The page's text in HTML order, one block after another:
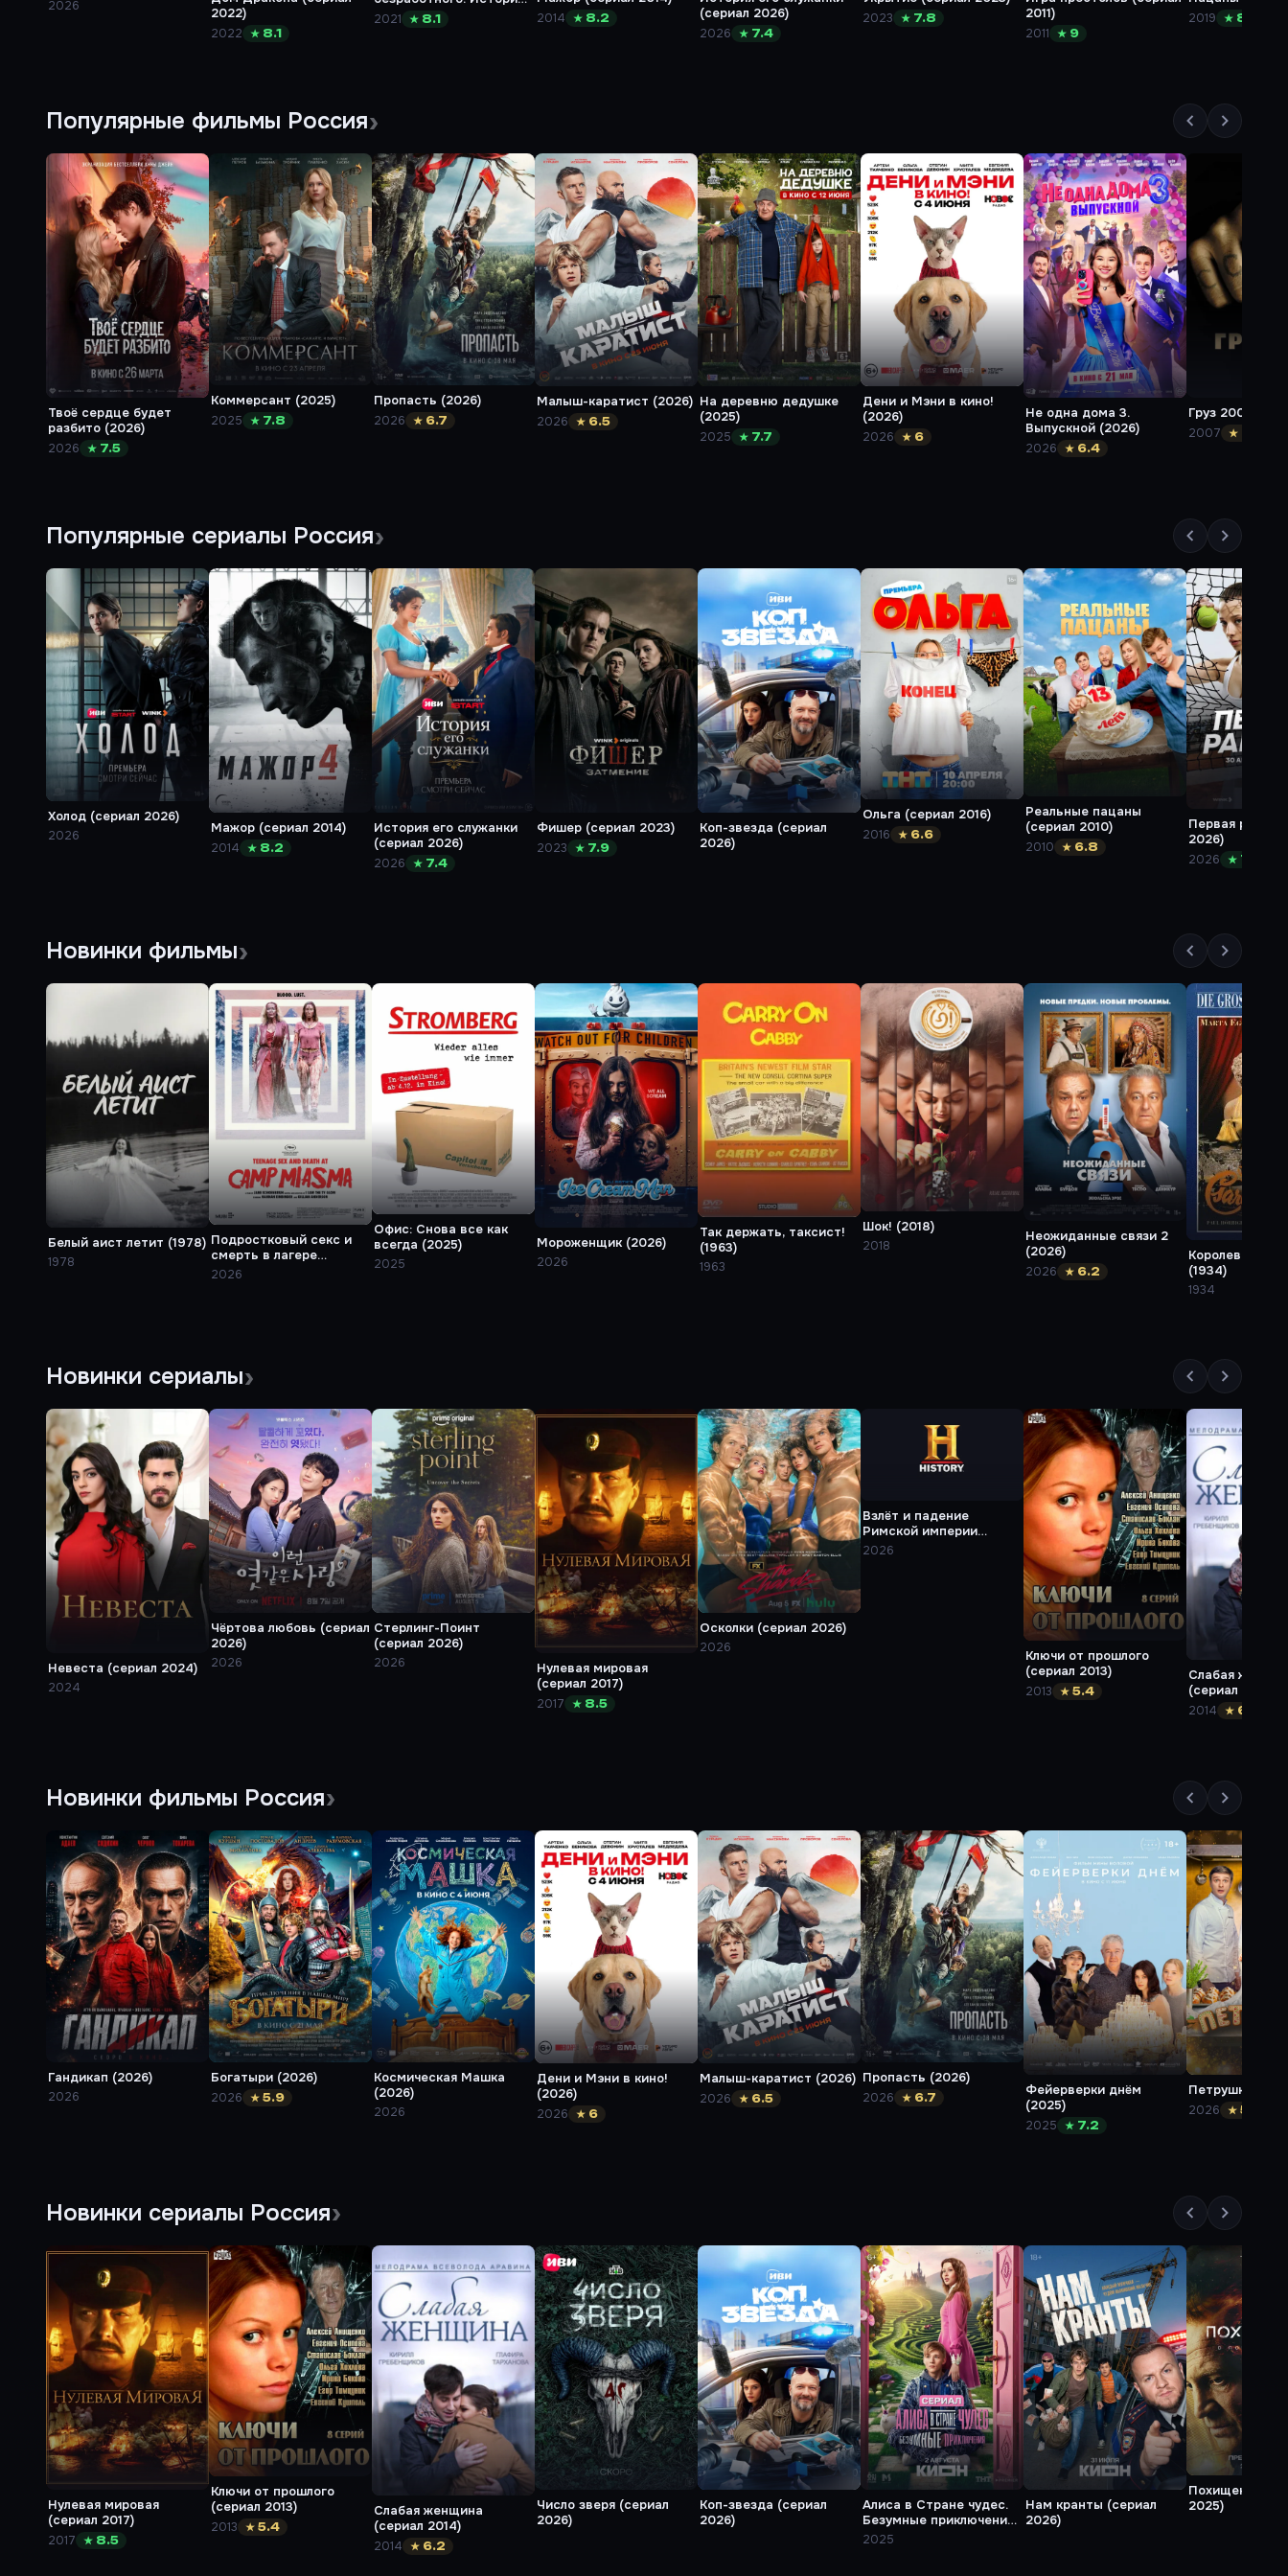
2026
2022)
2022 ★ 8.1
о приключениях в
другом мире (сериал
2021 ★ 8.1 2014 ★ 8.2
(сериал 2026)
2026 ★ 7.4
2023 ★ 7.8
2011)
2011 ★ 9
2019 ★ 8.2
Популярные фильмы Россия
Твоё сердце будет
разбито (2026)
2026 ★ 7.5
Коммерсант (2025)
2025 ★ 7.8
Пропасть (2026)
2026 ★ 6.7
Малыш-каратист (2026)
2026 ★ 6.5
На деревню дедушке
(2025)
2025 ★ 7.7
Дени и Мэни в кино!
(2026)
2026 ★ 6
Не одна дома 3.
Выпускной (2026)
2026 ★ 6.4
Груз 200
2007 ★ 6.8
Популярные сериалы Россия
Холод (сериал 2026)
2026 Мажор (сериал 2014)
2014 ★ 8.2
История его служанки
(сериал 2026)
2026 ★ 7.4
Фишер (сериал 2023)
2023 ★ 7.9
Коп-звезда (сериал
2026)
Ольга (сериал 2016)
2016 ★ 6.6
Реальные пацаны
(сериал 2010)
2010 ★ 6.8
Первая
2026)
2026 ★ 7.9
Новинки фильмы
Белый аист летит (1978)
1978
Подростковый секс и
смерть в лагере
«Миазма» (2026)
2026
Офис: Снова все как
всегда (2025)
2025
Мороженщик (2026)
2026
Так держать, таксист!
(1963)
1963
Шок! (2018)
2018
Неожиданные связи 2
(2026)
2026 ★ 6.2
Королева
(1934)
1934
Новинки сериалы
Невеста (сериал 2024)
2024
Чёртова любовь (сериал
2026)
2026
Стерлинг-Поинт
(сериал 2026)
2026
Нулевая мировая
(сериал 2017)
2017 ★ 8.5
Осколки (сериал 2026)
2026
Взлёт и падение
Римской империи
(сериал 2026)
2026
Ключи от прошлого
(сериал 2013)
2013 ★ 5.4
Слабая
(сериал 2014)
2014 ★ 6.2
Новинки фильмы Россия
Гандикап (2026)
2026
Богатыри (2026)
2026 ★ 5.9
Космическая Машка
(2026)
2026
Дени и Мэни в кино!
(2026)
2026 ★ 6
Малыш-каратист (2026)
2026 ★ 6.5
Пропасть (2026)
2026 ★ 6.7
Фейерверки днём
(2025)
2025 ★ 7.2
Петрушка
2026 ★ 5.9
Новинки сериалы Россия
Нулевая мировая
(сериал 2017)
2017 ★ 8.5
Ключи от прошлого
(сериал 2013)
2013 ★ 5.4
Слабая женщина
(сериал 2014)
2014 ★ 6.2
Число зверя (сериал
2026)
Коп-звезда (сериал
2026)
Алиса в Стране чудес.
Безумные приключения
(сериал 2025)
2025
Нам кранты (сериал
2026)
Похищение
2025)